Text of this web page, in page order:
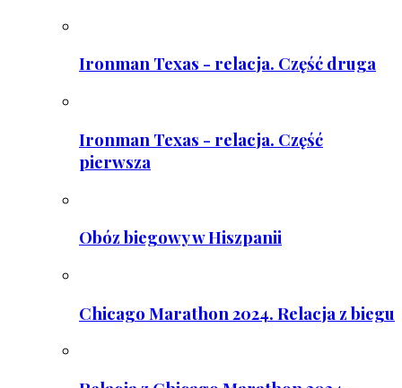
Ironman Texas - relacja. Część druga
Ironman Texas - relacja. Część
pierwsza
Obóz biegowy w Hiszpanii
Chicago Marathon 2024. Relacja z biegu